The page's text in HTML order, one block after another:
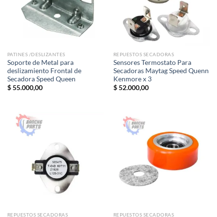
PATINES /DESLIZANTES
Soporte de Metal para
deslizamiento Frontal de
Secadora Speed Queen
$55.000,00
REPUESTOS SECADORAS
Sensores Termostato Para
Secadoras Maytag Speed Quenn
Kenmore x 3
$52.000,00
REPUESTOS SECADORAS REPUESTOS SECADORAS